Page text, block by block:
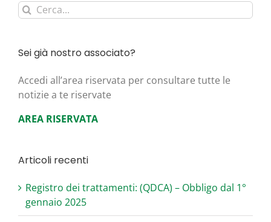
Cerca
per:
Sei già nostro associato?
Acce­di all’area riser­va­ta per con­sul­ta­re tut­te le
noti­zie a te riservate
AREA RISERVATA
Articoli recenti
Registro dei trattamenti: (QDCA) – Obbligo dal 1°
gennaio 2025